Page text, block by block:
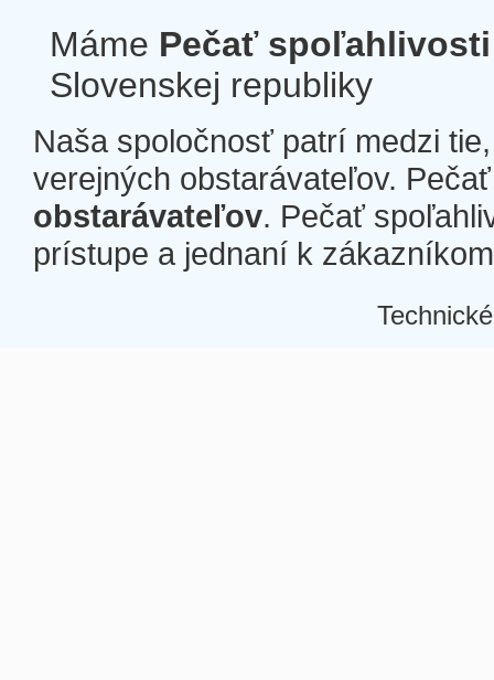
Máme Pečať spoľahlivosti
Slovenskej republiky
Naša spoločnosť patrí medzi
verejných obstarávateľov.
obstarávateľov. Pečať
prístupe a jednaní k